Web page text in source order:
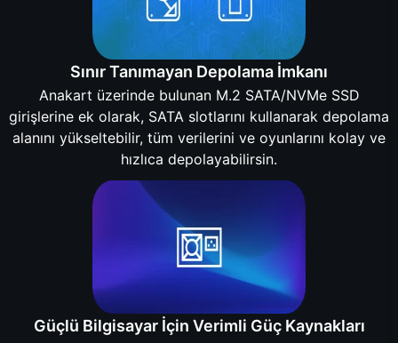
Sınır Tanımayan Depolama İmkanı
Anakart üzerinde bulunan M.2 SATA/NVMe SSD
girişlerine ek olarak, SATA slotlarını kullanarak depolama
alanını yükseltebilir, tüm verilerini ve oyunlarını kolay ve
hızlıca depolayabilirsin.
Güçlü Bilgisayar İçin Verimli Güç Kaynakları